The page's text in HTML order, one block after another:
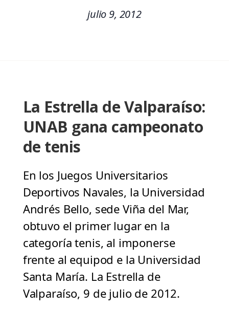
julio 9, 2012
La Estrella de Valparaíso:
UNAB gana campeonato
de tenis
En los Juegos Universitarios
Deportivos Navales, la Universidad
Andrés Bello, sede Viña del Mar,
obtuvo el primer lugar en la
categoría tenis, al imponerse
frente al equipod e la Universidad
Santa María. La Estrella de
Valparaíso, 9 de julio de 2012.